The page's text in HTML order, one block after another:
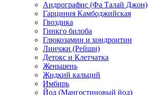
Андрографис (Фа Талай Джон)
Гарциния Камбоджийская
Гвоздика
Гинкго билоба
Глюкозамин и хондроитин
Линчжи (Рейши)
Детокс и Клетчатка
Женьшень
Жидкий кальций
Имбирь
Йод (Мангостиновый йод)